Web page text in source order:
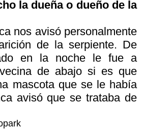
la dueña o dueño de la
nos avisó personalmente
de la serpiente. De
en la noche le fue a
de abajo si es que
mascota que se le había
avisó que se trataba de